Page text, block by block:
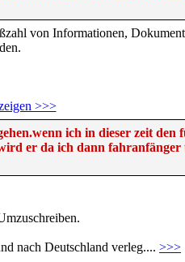
von Informationen,
>>>
ich in dieser zeit den
er da ich dann
nach Deutschland verleg.... >>>